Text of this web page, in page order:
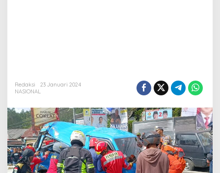
Redaksi
23 Januari 2024
NASIONAL